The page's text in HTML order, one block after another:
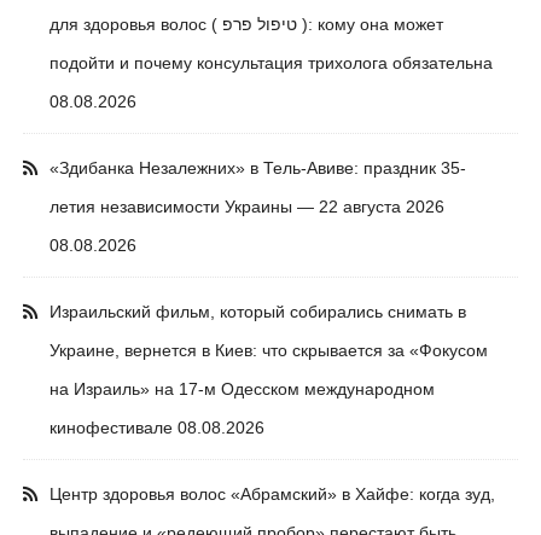
для здоровья волос ( טיפול פרפ ): кому она может
подойти и почему консультация трихолога обязательна
08.08.2026
«Здибанка Незалежних» в Тель-Авиве: праздник 35-
летия независимости Украины — 22 августа 2026
08.08.2026
Израильский фильм, который собирались снимать в
Украине, вернется в Киев: что скрывается за «Фокусом
на Израиль» на 17-м Одесском международном
кинофестивале 08.08.2026
Центр здоровья волос «Абрaмский» в Хайфе: когда зуд,